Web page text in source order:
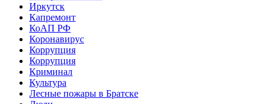
Иркутск
Капремонт
КоАП РФ
Коронавирус
Коррупция
Коррупция
Криминал
Культура
Лесные пожары в Братске